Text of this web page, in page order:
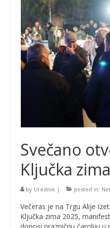
Svečano
Ključka
by Urednik | posted in:
Večeras je na Trgu Alije
Ključka zima 2025,